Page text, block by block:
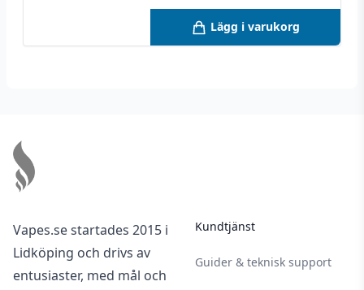
Lägg i varukorg
Vapes.se startades 2015 i
Lidköping och drivs av
entusiaster, med mål och
Kundtjänst
Guider & teknisk support